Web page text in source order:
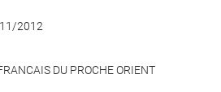
2012
DU PROCHE ORIENT